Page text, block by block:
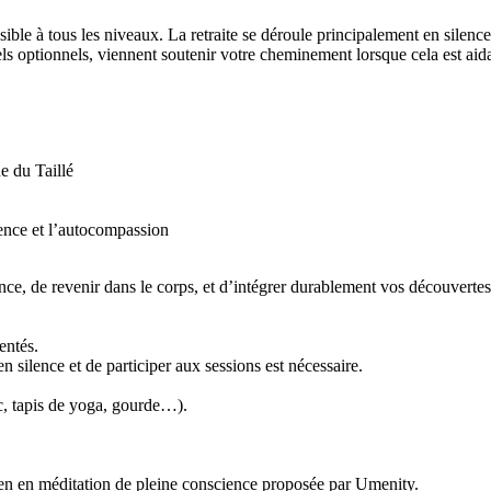
à tous les niveaux. La retraite se déroule principalement en
optionnels, viennent soutenir votre cheminement lorsque cela est
du Taillé
et l’autocompassion
de revenir dans le corps, et d’intégrer durablement vos
silence et de participer aux sessions est nécessaire.
tapis de yoga, gourde…).
en méditation de pleine conscience proposée par Umenity.